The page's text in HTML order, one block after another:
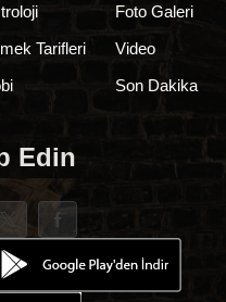
Tarifleri
Foto Galeri
Video
Son Dakika
Edin